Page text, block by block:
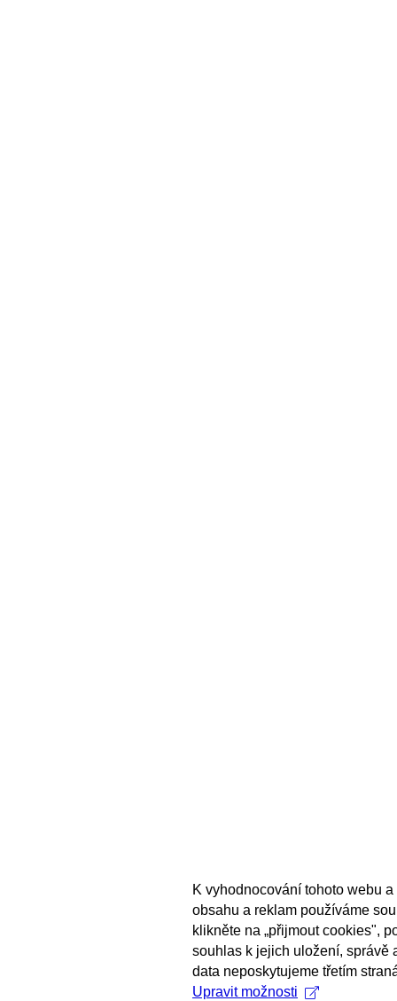
K vyhodnocování tohoto webu
obsahu a reklam používáme
klikněte na „přijmout cookies",
souhlas k jejich uložení, správě
data neposkytujeme třetím
Upravit možnosti